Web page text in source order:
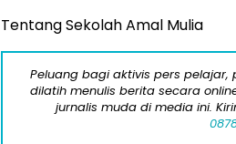
Tentang Sekolah Amal Mulia
Peluang bagi aktivis pers
dilatih menulis berita secara
jurnalis muda di media ini.